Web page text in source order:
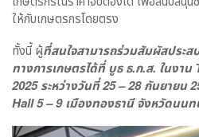
ให้กับเกษตรกรโดยตรง
ทั้งนี้ ผู้ที่สนใจสามารถร่วมสัมผัสประส
ทางการเกษตรได้ที่ บูธ ธ.ก.ส. ในงาน
2025ระหว่างวันที่25 – 28กันยายน
Hall 5 – 9เมืองทองธานี จังหวัดนน